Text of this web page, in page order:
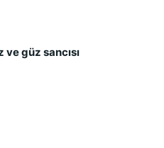
güz sancısı